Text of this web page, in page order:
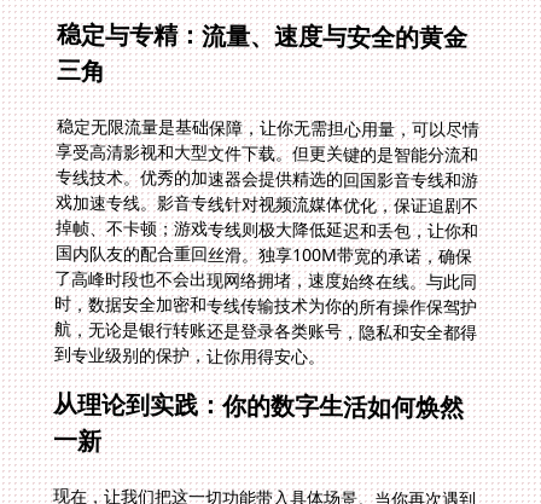
稳定与专精：流量、速度与安全的黄金
三角
稳定无限流量是基础保障，让你无需担心用量，可以尽情
享受高清影视和大型文件下载。但更关键的是智能分流和
专线技术。优秀的加速器会提供精选的回国影音专线和游
戏加速专线。影音专线针对视频流媒体优化，保证追剧不
掉帧、不卡顿；游戏专线则极大降低延迟和丢包，让你和
国内队友的配合重回丝滑。独享100M带宽的承诺，确保
了高峰时段也不会出现网络拥堵，速度始终在线。与此同
时，数据安全加密和专线传输技术为你的所有操作保驾护
航，无论是银行转账还是登录各类账号，隐私和安全都得
到专业级别的保护，让你用得安心。
从理论到实践：你的数字生活如何焕然
一新
现在，让我们把这一切功能带入具体场景。当你再次遇到
环球老虎财经国外打开太卡的问题时，只需轻点加速器连
接，财经新闻的视频报道立刻流畅播放，数据分析图表秒
加载，仿佛你就坐在国内的办公室里。当你想知道听国内
音乐如何解除咪咕音乐海外地区限制时，你会发现这个问
题已经不存在了——加速器帮你绕开了地域检测，咪咕音
乐、QQ音乐、网易云的全部歌单完整呈现，新歌老歌想
听就听。当然，最初的那个问题：在美国用渤海银行怎么
把定位修改到中国国内，也迎刃而解。APP会识别你的网
络IP位于国内，所有功能正常启用，转账、理财、查询，
一切都和出国前一模一样。更不用说畅追全网独播的剧
集，与好友深夜开黑，这些曾经的烦恼都变成了简单的日